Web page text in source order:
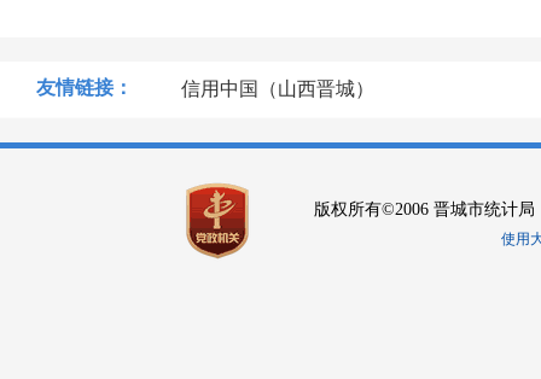
友情链接： 信用中国（山西晋城）
版权所有©2006 晋城市统计局
使用